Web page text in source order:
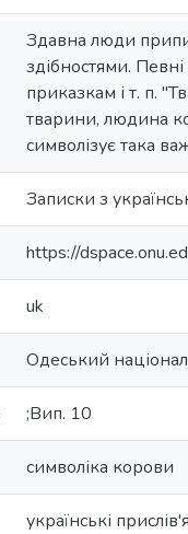
Здавна люди
здібностями.
приказкам і т. п.
тварини, людина
символізує така
Записки з
https://
uk
Одеський
;Вип. 10
символіка корови
українські